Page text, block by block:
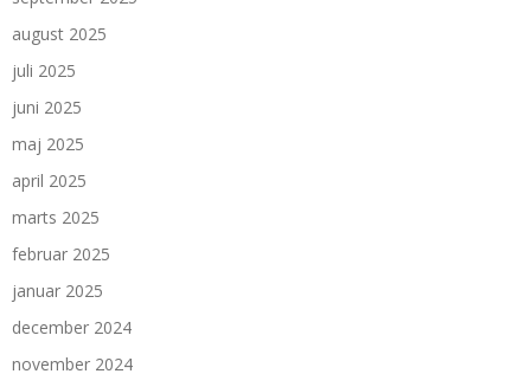
august 2025
juli 2025
juni 2025
maj 2025
april 2025
marts 2025
februar 2025
januar 2025
december 2024
november 2024